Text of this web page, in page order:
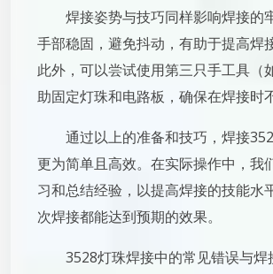
焊接姿势与技巧同样影响焊接的
手部稳固，避免抖动，有助于提高焊
此外，可以尝试使用第三只手工具（
助固定灯珠和电路板，确保在焊接时
通过以上的准备和技巧，焊接
更为简单且高效。在实际操作中，我
习和总结经验，以提高焊接的技能水
次焊接都能达到预期的效果。
3528灯珠焊接中的常见错误与焊